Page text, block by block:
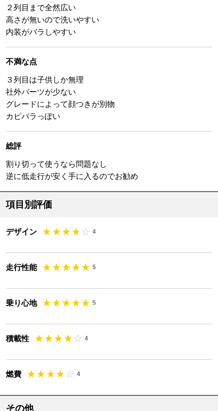
２列目まで全然広い
高さが無いので洗いやすい
内装がバラしやすい
不満な点
３列目は子供しか無理
社外パーツが少ない
グレードによって顔つきが別物
カピバラっぽい
総評
割り切って使うなら問題なし
逆に低走行が安く手に入るのでお勧め
項目別評価
デザイン 4
走行性能 5
乗り心地 5
積載性 4
燃費 4
その他